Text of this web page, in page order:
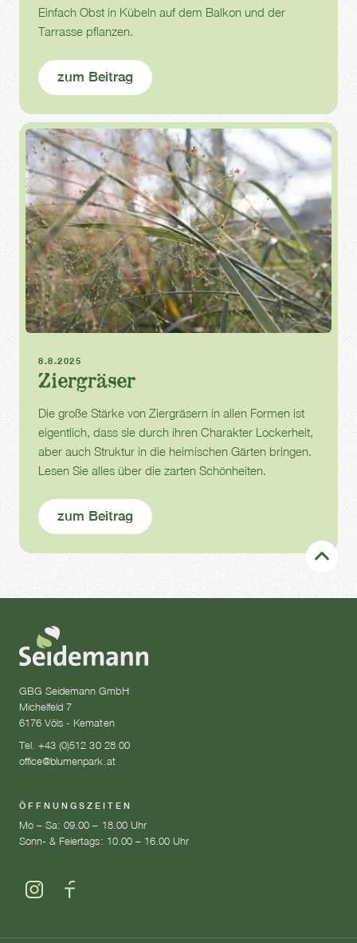
Einfach Obst in Kübeln auf dem Balkon und der
Tarrasse pflanzen.
zum Beitrag
8.8.2025
Ziergräser
Die große Stärke von Ziergräsern in allen Formen ist
eigentlich, dass sie durch ihren Charakter Lockerheit,
aber auch Struktur in die heimischen Gärten bringen.
Lesen Sie alles über die zarten Schönheiten.
zum Beitrag
GBG Seidemann GmbH
Michelfeld 7
6176 Völs - Kematen
Tel. +43 (0)512 30 28 00
office@blumenpark.at
ÖFFNUNGSZEITEN
Mo – Sa: 09.00 – 18.00 Uhr
Sonn- & Feiertags: 10.00 – 16.00 Uhr